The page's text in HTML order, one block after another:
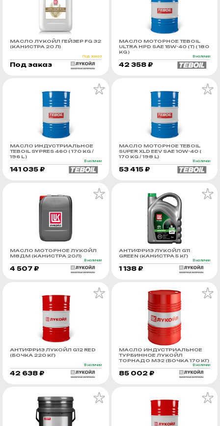
МАСЛО ЛУКОЙЛ ГЕЙЗЕР FG 32
(КАНИСТРА 20 Л)
Под заказ
Под заказ
МАСЛО МОТОРНОЕ TEBOIL
ULTRA HPD SAE 15W-40 (Т) ( 180
KG )
В наличии
42 358 ₽
МАСЛО ИНДУСТРИАЛЬНОЕ
TEBOIL SYPRES 460 ( 170 KG /
196 L )
В наличии
141 035 ₽
МАСЛО МОТОРНОЕ TEBOIL
SUPER XLD EEV SAE 10W-40 (
170 KG / 198 L)
В наличии
53 415 ₽
МАСЛО МОТОРНОЕ ЛУКОЙЛ
М8ДМ (КАНИСТРА 20Л)
В наличии
4 507 ₽
АНТИФРИЗ ЛУКОЙЛ G11
GREEN (КАНИСТРА 5 КГ)
В наличии
1 138 ₽
АНТИФРИЗ ЛУКОЙЛ G12 RED
(БОЧКА 220 КГ)
В наличии
42 638 ₽
МАСЛО ИНДУСТРИАЛЬНОЕ
ТУРБИННОЕ ЛУКОЙЛ
ТОРНАДО М32 (БОЧКА 170 КГ)
В наличии
85 002 ₽